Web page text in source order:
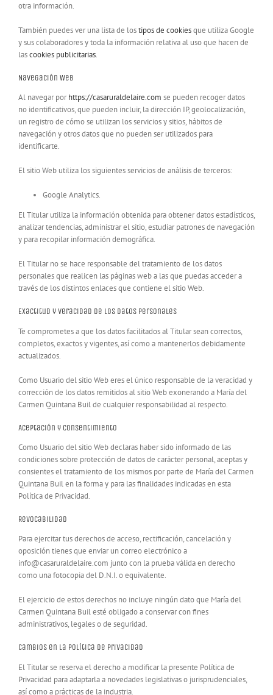
otra información.
También puedes ver una lista de lostipos de cookiesque utiliza Google
y sus colaboradores y toda la información relativa al uso que hacen de
lascookies publicitarias.
Navegación Web
Al navegar porhttps://casaruraldelaire.com se pueden recoger datos
no identificativos, que pueden incluir, la dirección IP, geolocalización,
un registro de cómo se utilizan los servicios y sitios, hábitos de
navegación y otros datos que no pueden ser utilizados para
identificarte.
El sitio Web utiliza los siguientes servicios de análisis de terceros:
Google Analytics.
El Titular utiliza la información obtenida para obtener datos estadísticos,
analizar tendencias, administrar el sitio, estudiar patrones de navegación
y para recopilar información demográfica.
El Titular no se hace responsable del tratamiento de los datos
personales que realicen las páginas web a las que puedas acceder a
través de los distintos enlaces que contiene el sitio Web.
Exactitud y veracidad de los datos personales
Te comprometes a que los datos facilitados al Titular sean correctos,
completos, exactos y vigentes, así como a mantenerlos debidamente
actualizados.
Como Usuario del sitio Web eres el único responsable de la veracidad y
corrección de los datos remitidos al sitio Web exonerando a María del
Carmen Quintana Buil de cualquier responsabilidad al respecto.
Aceptación y consentimiento
Como Usuario del sitio Web declaras haber sido informado de las
condiciones sobre protección de datos de carácter personal, aceptas y
consientes el tratamiento de los mismos por parte de María del Carmen
Quintana Buil en la forma y para las finalidades indicadas en esta
Política de Privacidad.
Revocabilidad
Para ejercitar tus derechos de acceso, rectificación, cancelación y
oposición tienes que enviar un correo electrónico a
info@casaruraldelaire.com junto con la prueba válida en derecho
como una fotocopia del D.N.I. o equivalente.
El ejercicio de estos derechos no incluye ningún dato que María del
Carmen Quintana Buil esté obligado a conservar con fines
administrativos, legales o de seguridad.
Cambios en la Política de Privacidad
El Titular se reserva el derecho a modificar la presente Política de
Privacidad para adaptarla a novedades legislativas o jurisprudenciales,
así como a prácticas de la industria.